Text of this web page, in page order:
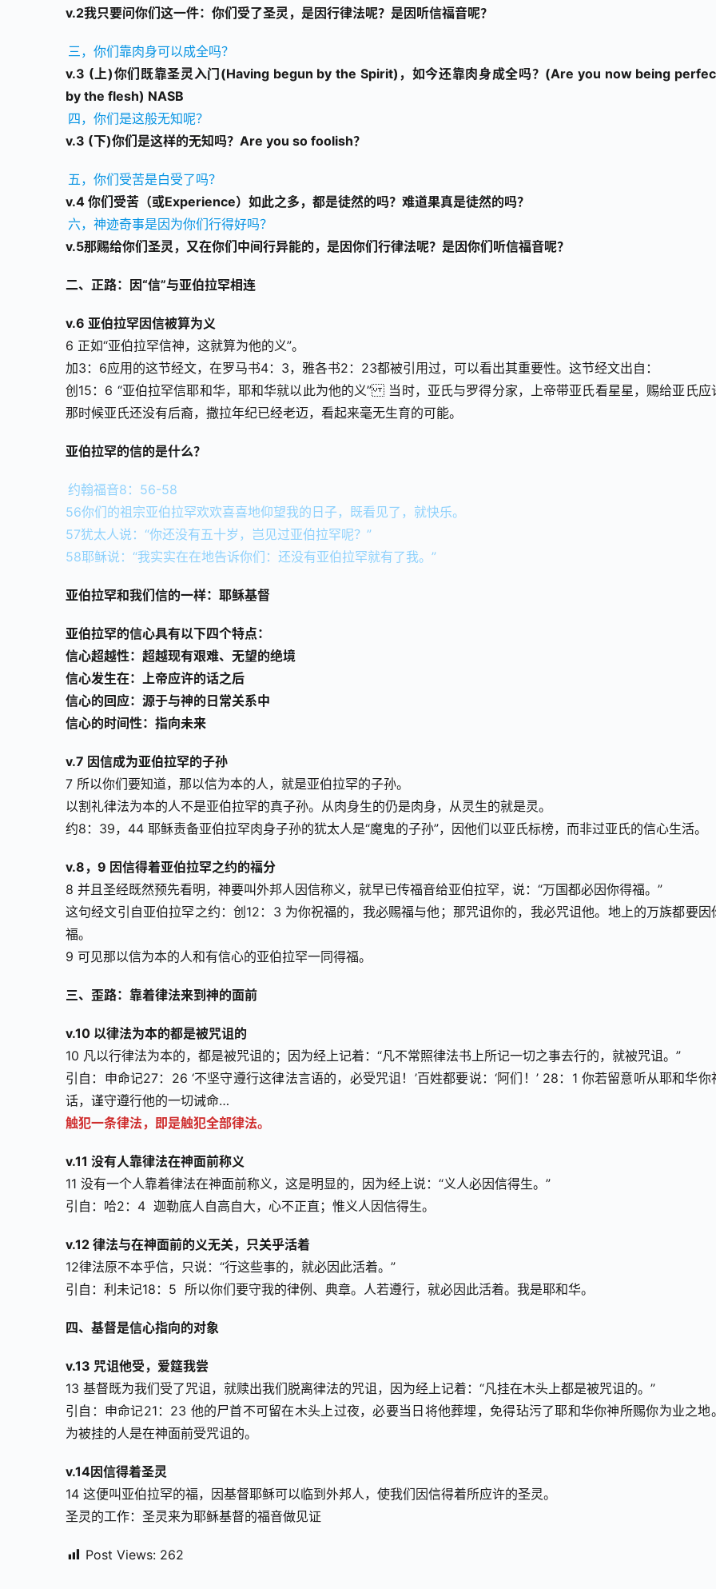
v.2我只要问你们这一件：你们受了圣灵，是因行律法呢？是因听信福音呢？
三，你们靠肉身可以成全吗？
v.3 (上)你们既靠圣灵入门(Having begun by the Spirit)，如今还靠肉身成全吗？(Are you now being
by the flesh) NASB
四，你们是这般无知呢？
v.3 (下)你们是这样的无知吗？Are you so foolish？
五，你们受苦是白受了吗？
v.4 你们受苦（或Experience）如此之多，都是徒然的吗？难道果真是徒然的吗？
六，神迹奇事是因为你们行得好吗？
v.5那赐给你们圣灵，又在你们中间行异能的，是因你们行律法呢？是因你们听信福音呢？
二、正路：因“信”与亚伯拉罕相连
v.6 亚伯拉罕因信被算为义
6 正如“亚伯拉罕信神，这就算为他的义”。
加3：6应用的这节经文，在罗马书4：3，雅各书2：23都被引用过，可以看出其重要性。这节经文出自：
创15：6 “亚伯拉罕信耶和华，耶和华就以此为他的义” 当时，亚氏与罗得分家，上帝带亚氏看星星，赐给亚氏应
那时候亚氏还没有后裔，撒拉年纪已经老迈，看起来毫无生育的可能。
亚伯拉罕的信的是什么？
约翰福音8：56-58
56你们的祖宗亚伯拉罕欢欢喜喜地仰望我的日子，既看见了，就快乐。
57犹太人说：“你还没有五十岁，岂见过亚伯拉罕呢？”
58耶稣说：“我实实在在地告诉你们：还没有亚伯拉罕就有了我。”
亚伯拉罕和我们信的一样：耶稣基督
亚伯拉罕的信心具有以下四个特点：
信心超越性：超越现有艰难、无望的绝境
信心发生在：上帝应许的话之后
信心的回应：源于与神的日常关系中
信心的时间性：指向未来
v.7 因信成为亚伯拉罕的子孙
7 所以你们要知道，那以信为本的人，就是亚伯拉罕的子孙。
以割礼律法为本的人不是亚伯拉罕的真子孙。从肉身生的仍是肉身，从灵生的就是灵。
约8：39，44 耶稣责备亚伯拉罕肉身子孙的犹太人是“魔鬼的子孙”，因他们以亚氏标榜，而非过亚氏的信心生活。
v.8，9 因信得着亚伯拉罕之约的福分
8 并且圣经既然预先看明，神要叫外邦人因信称义，就早已传福音给亚伯拉罕，说：“万国都必因你得福。”
这句经文引自亚伯拉罕之约：创12：3 为你祝福的，我必赐福与他；那咒诅你的，我必咒诅他。地上的万族都要因
福。
9 可见那以信为本的人和有信心的亚伯拉罕一同得福。
三、歪路：靠着律法来到神的面前
v.10 以律法为本的都是被咒诅的
10 凡以行律法为本的，都是被咒诅的；因为经上记着：“凡不常照律法书上所记一切之事去行的，就被咒诅。”
引自：申命记27：26 ‘不坚守遵行这律法言语的，必受咒诅！’百姓都要说：‘阿们！’ 28：1 你若留意听从耶和华你
话，谨守遵行他的一切诫命…
触犯一条律法，即是触犯全部律法。
v.11 没有人靠律法在神面前称义
11 没有一个人靠着律法在神面前称义，这是明显的，因为经上说：“义人必因信得生。”
引自：哈2：4  迦勒底人自高自大，心不正直；惟义人因信得生。
v.12 律法与在神面前的义无关，只关乎活着
12律法原不本乎信，只说：“行这些事的，就必因此活着。”
引自：利未记18：5  所以你们要守我的律例、典章。人若遵行，就必因此活着。我是耶和华。
四、基督是信心指向的对象
v.13 咒诅他受，爱筵我尝
13 基督既为我们受了咒诅，就赎出我们脱离律法的咒诅，因为经上记着：“凡挂在木头上都是被咒诅的。”
引自：申命记21：23 他的尸首不可留在木头上过夜，必要当日将他葬埋，免得玷污了耶和华你神所赐你为业之地
为被挂的人是在神面前受咒诅的。
v.14因信得着圣灵
14 这便叫亚伯拉罕的福，因基督耶稣可以临到外邦人，使我们因信得着所应许的圣灵。
圣灵的工作：圣灵来为耶稣基督的福音做见证
Post Views: 262